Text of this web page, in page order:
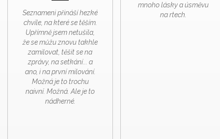
Seznameni přináší hezké
chvíle, na které se těším.
Upřímně jsem netušila,
že se můžu znovu takhle
zamilovat, těšit se na
zprávy, na setkání... a
ano, i na první milování.
Možná je to trochu
naivní. Možná. Ale je to
nádherné.
mnoho lásky a úsměvu
na rtech.